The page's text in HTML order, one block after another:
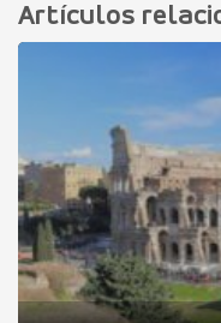
Artículos